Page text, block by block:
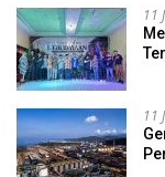
11
11